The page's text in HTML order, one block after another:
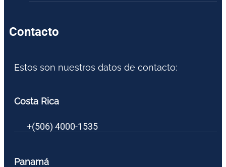
Contacto
Estos son nuestros datos de contacto:
Costa Rica
+(506) 4000-1535
Panamá